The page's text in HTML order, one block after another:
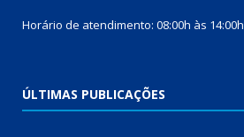
Horário de atendimento: 08:00h às 14:00h
ÚLTIMAS PUBLICAÇÕES